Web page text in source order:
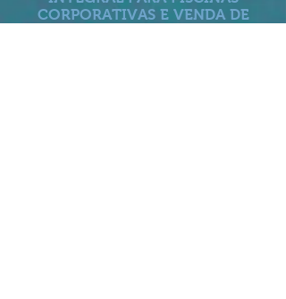
CORPORATIVAS E VENDA DE